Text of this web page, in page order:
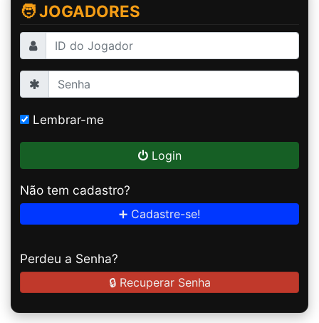
🧑 JOGADORES
Lembrar-me
Login
Não tem cadastro?
➕ Cadastre-se!
Perdeu a Senha?
🔒 Recuperar Senha